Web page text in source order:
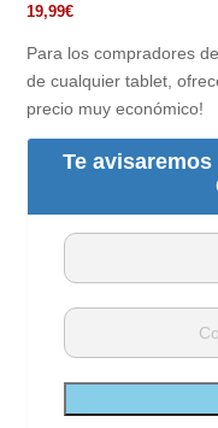
19,99€
Para los compradores
de cualquier tablet,
precio muy económico!
Te